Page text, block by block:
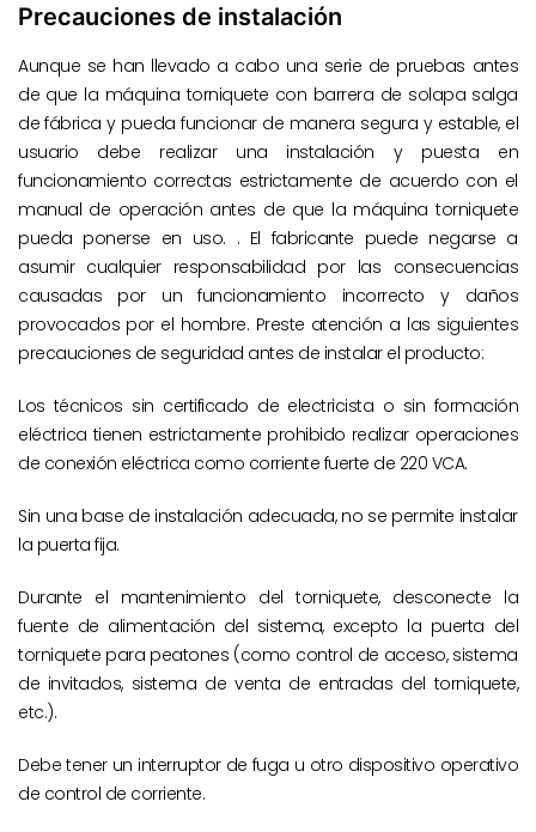
Precauciones de instalación
Aunque se han llevado a cabo una serie de pruebas antes
de que la máquina torniquete con barrera de solapa salga
de fábrica y pueda funcionar de manera segura y estable, el
usuario debe realizar una instalación y puesta en
funcionamiento correctas estrictamente de acuerdo con el
manual de operación antes de que la máquina torniquete
pueda ponerse en uso. . El fabricante puede negarse a
asumir cualquier responsabilidad por las consecuencias
causadas por un funcionamiento incorrecto y daños
provocados por el hombre. Preste atención a las siguientes
precauciones de seguridad antes de instalar el producto:
Los técnicos sin certificado de electricista o sin formación
eléctrica tienen estrictamente prohibido realizar operaciones
de conexión eléctrica como corriente fuerte de 220 VCA.
Sin una base de instalación adecuada, no se permite instalar
la puerta fija.
Durante el mantenimiento del torniquete, desconecte la
fuente de alimentación del sistema, excepto la puerta del
torniquete para peatones (como control de acceso, sistema
de invitados, sistema de venta de entradas del torniquete,
etc.).
Debe tener un interruptor de fuga u otro dispositivo operativo
de control de corriente.